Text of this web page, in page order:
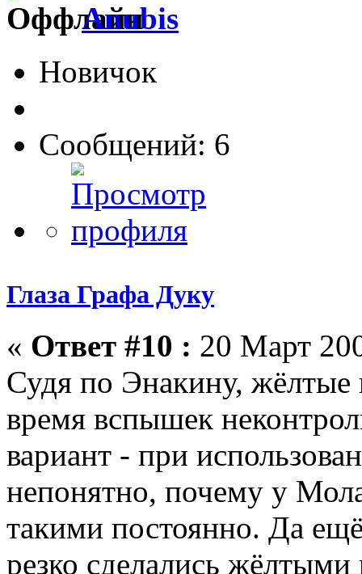
Anubis
Новичок
Сообщений: 6
Глаза Графа Дуку
« Ответ #10 : 20 Март
Судя по Энакину, жёлтые
время вспышек
вариант - при
непонятно, почему у
такими постоянно. Да
резко сделались